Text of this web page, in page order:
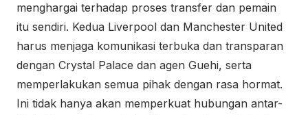
menghargai terhadap proses transfer dan pemain
itu sendiri. Kedua Liverpool dan Manchester United
harus menjaga komunikasi terbuka dan transparan
dengan Crystal Palace dan agen Guehi, serta
memperlakukan semua pihak dengan rasa hormat.
Ini tidak hanya akan memperkuat hubungan antar-